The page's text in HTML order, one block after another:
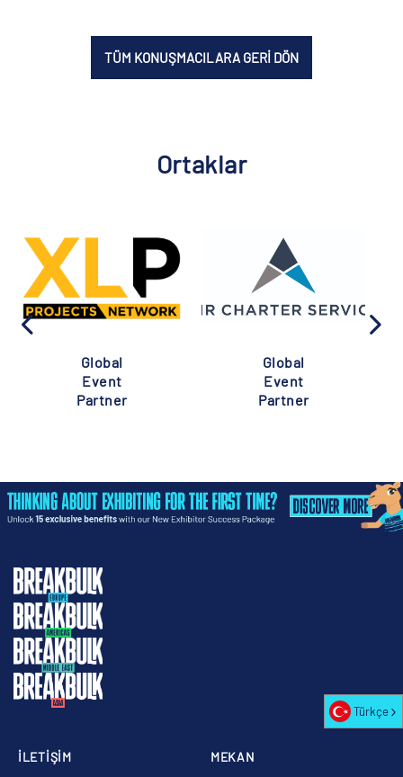
TÜM KONUŞMACILARA GERİ DÖN
Ortaklar
Global
Event
Partner
Global
Event
Partner
MEKAN
İLETİŞİM
Türkçe